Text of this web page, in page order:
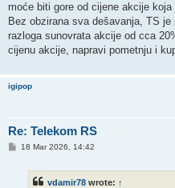
moće biti gore od cijene akcije koja
Bez obzirana sva dešavanja, TS
razloga sunovrata akcije od cca
cijenu akcije, napravi pometnju i
igipop
Re: Telekom RS
P18 Mar 2026, 14:42
vdamir78 wrote: ↑